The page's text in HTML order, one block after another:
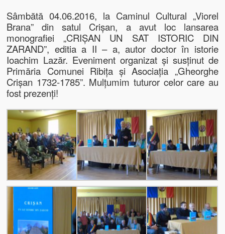
Sâmbătă 04.06.2016, la Caminul Cultural „Viorel
Brana” din satul Crișan, a avut loc lansarea
monografiei „CRIȘAN UN SAT ISTORIC DIN
ZARAND”, editia a II – a, autor doctor în istorie
Ioachim Lazăr. Eveniment organizat și susținut de
Primăria Comunei Ribița și Asociația „Gheorghe
Crișan 1732-1785”. Mulțumim tuturor celor care au
fost prezenți!